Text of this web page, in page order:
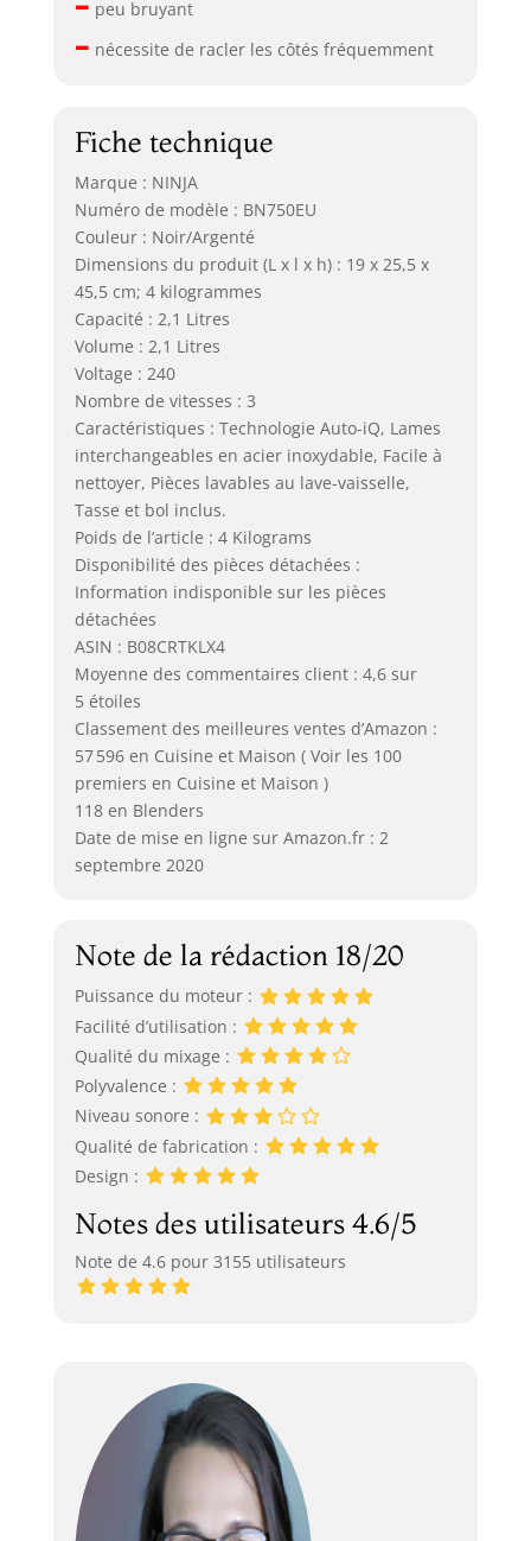
peu bruyant
– nécessite de racler les côtés fréquemment
Fiche technique
Marque : NINJA
Numéro de modèle : BN750EU
Couleur : Noir/Argenté
Dimensions du produit (L x l x h) : 19 x 25,5 x
45,5 cm; 4 kilogrammes
Capacité : 2,1 Litres
Volume : 2,1 Litres
Voltage : 240
Nombre de vitesses : 3
Caractéristiques : Technologie Auto-iQ, Lames
interchangeables en acier inoxydable, Facile à
nettoyer, Pièces lavables au lave-vaisselle,
Tasse et bol inclus.
Poids de l’article : 4 Kilograms
Disponibilité des pièces détachées :
Information indisponible sur les pièces
détachées
ASIN : B08CRTKLX4
Moyenne des commentaires client : 4,6 sur
5 étoiles
Classement des meilleures ventes d’Amazon :
57 596 en Cuisine et Maison ( Voir les 100
premiers en Cuisine et Maison )
118 en Blenders
Date de mise en ligne sur Amazon.fr : 2
septembre 2020
Note de la rédaction 18/20
Puissance du moteur :
Facilité d’utilisation :
Qualité du mixage :
Polyvalence :
Niveau sonore :
Qualité de fabrication :
Design :
Notes des utilisateurs 4.6/5
Note de 4.6 pour 3155 utilisateurs